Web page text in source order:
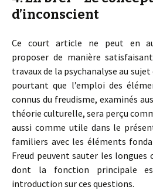
d’inconscient
Ce court article ne peut en
proposer de manière
travaux de la psychanalyse au sujet
pourtant que l’emploi des
connus du freudisme, examinés
théorie culturelle, sera perçu
aussi comme utile dans le
familiers avec les éléments
Freud peuvent sauter les
dont la fonction principale
introduction sur ces questions.